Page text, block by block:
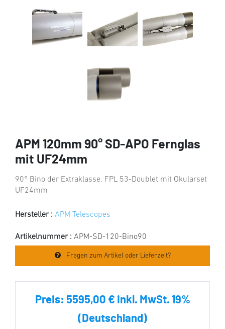
APM 120mm 90° SD-APO Fernglas
mit UF24mm
90° Bino der Extraklasse. FPL 53-Doublet mit Okularset
UF24mm
Hersteller : APM Telescopes
Artikelnummer : APM-SD-120-Bino90
Fragen zum Artikel oder Lieferzeit?
Preis: 5595,00 € inkl. MwSt. 19%
(Deutschland)